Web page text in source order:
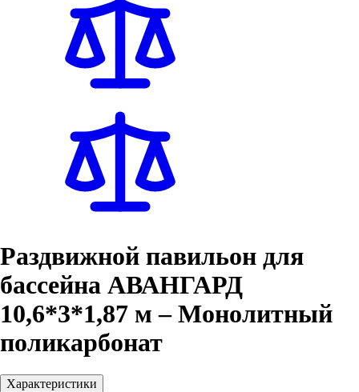
Раздвижной павильон для
бассейна АВАНГАРД
10,6*3*1,87 м – Монолитный
поликарбонат
Характеристики